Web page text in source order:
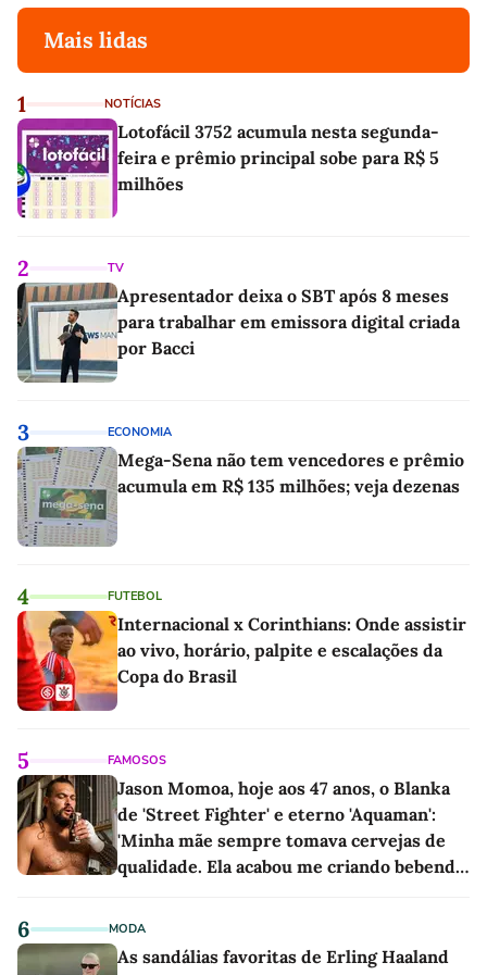
Mais lidas
1 NOTÍCIAS
Lotofácil 3752 acumula nesta segunda-
feira e prêmio principal sobe para R$ 5
milhões
2 TV
Apresentador deixa o SBT após 8 meses
para trabalhar em emissora digital criada
por Bacci
3 ECONOMIA
Mega-Sena não tem vencedores e prêmio
acumula em R$ 135 milhões; veja dezenas
4 FUTEBOL
Internacional x Corinthians: Onde assistir
ao vivo, horário, palpite e escalações da
Copa do Brasil
5 FAMOSOS
Jason Momoa, hoje aos 47 anos, o Blanka
de 'Street Fighter' e eterno 'Aquaman':
'Minha mãe sempre tomava cervejas de
qualidade. Ela acabou me criando bebendo
6 MODA
As sandálias favoritas de Erling Haaland